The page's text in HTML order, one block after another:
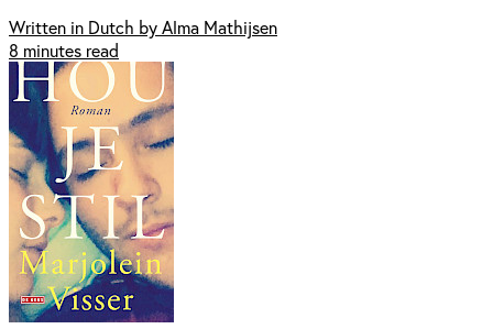
Written in Dutch by Alma Mathijsen
8 minutes read